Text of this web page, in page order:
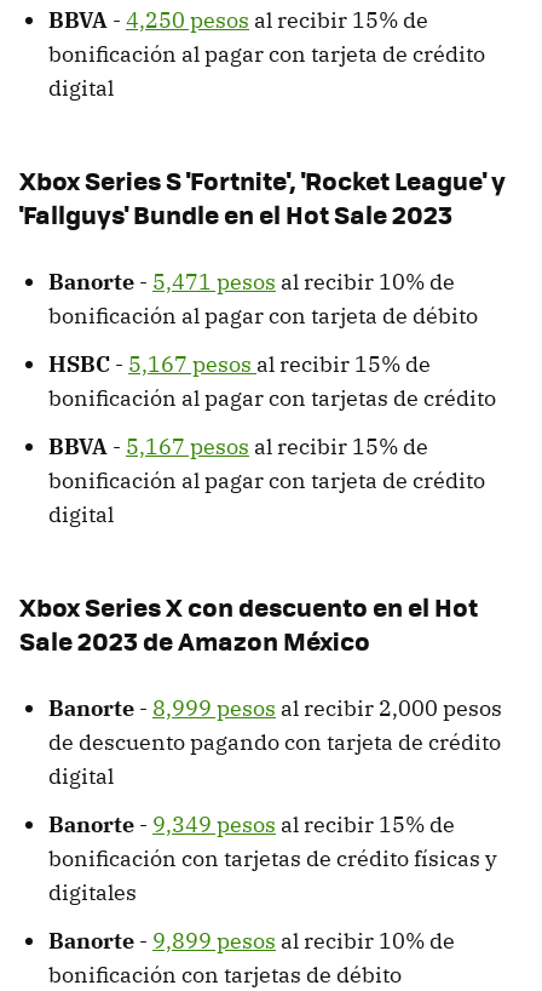
BBVA - 4,250 pesos al recibir 15% de
bonificación al pagar con tarjeta de crédito
digital
Xbox Series S 'Fortnite', 'Rocket League' y
'Fallguys' Bundle en el Hot Sale 2023
Banorte - 5,471 pesos al recibir 10% de
bonificación al pagar con tarjeta de débito
HSBC - 5,167 pesos al recibir 15% de
bonificación al pagar con tarjetas de crédito
BBVA - 5,167 pesos al recibir 15% de
bonificación al pagar con tarjeta de crédito
digital
Xbox Series X con descuento en el Hot
Sale 2023 de Amazon México
Banorte - 8,999 pesos al recibir 2,000 pesos
de descuento pagando con tarjeta de crédito
digital
Banorte - 9,349 pesos al recibir 15% de
bonificación con tarjetas de crédito físicas y
digitales
Banorte - 9,899 pesos al recibir 10% de
bonificación con tarjetas de débito